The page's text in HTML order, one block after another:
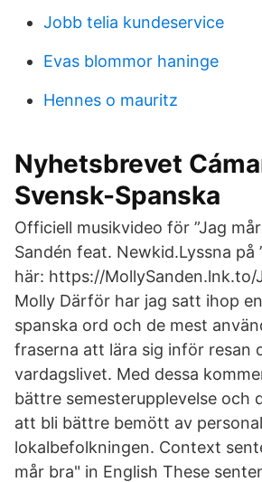
Jobb telia kundeservice
Evas blommor haninge
Hennes o mauritz
Nyhetsbrevet
Svensk-Spanska
Officiell musikvideo för ”Jag
Sandén feat. Newkid.Lyssna på
här: https://MollySanden.lnk.to/
Molly Därför har jag satt ihop
spanska ord och de mest
fraserna att lära sig inför resan
vardagslivet. Med dessa
bättre semesterupplevelse och
att bli bättre bemött av
lokalbefolkningen. Context
mår bra" in English These